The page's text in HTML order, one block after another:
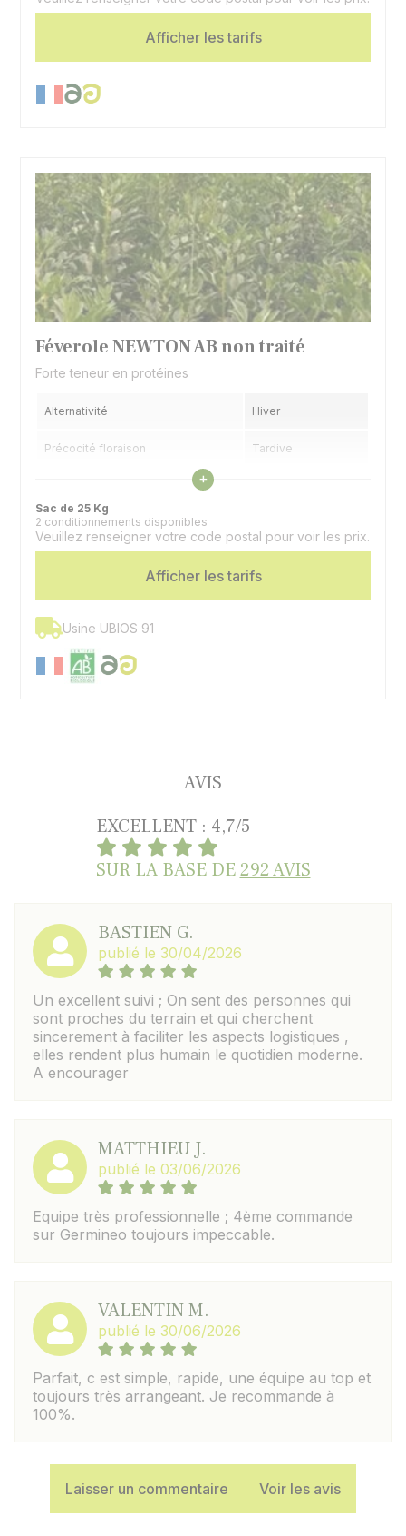
Afficher les tarifs
Féverole NEWTON AB non traité
Forte teneur en protéines
Alternativité Hiver
Précocité floraison Tardive
Voir les caractéristiques
+
Sac de 25 Kg
2 conditionnements disponibles
Veuillez renseigner votre code postal pour voir les prix.
Afficher les tarifs
Usine UBIOS 91
AVIS
EXCELLENT : 4,7/5
SUR LA BASE DE292 AVIS
BASTIEN G.
publié le 30/04/2026
Un excellent suivi ; On sent des personnes qui
sont proches du terrain et qui cherchent
sincerement à faciliter les aspects logistiques ,
elles rendent plus humain le quotidien moderne.
A encourager
MATTHIEU J.
publié le 03/06/2026
Equipe très professionnelle ; 4ème commande
sur Germineo toujours impeccable.
VALENTIN M.
publié le 30/06/2026
Parfait, c est simple, rapide, une équipe au top et
toujours très arrangeant. Je recommande à
100%.
Laisser un commentaire Voir les avis